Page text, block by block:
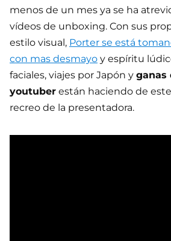
menos de un mes ya se ha
vídeos de unboxing. Con sus
estilo visual, Porter se está
con mas desmayo y espíritu
faciales, viajes por Japón y ganas
youtuber están haciendo de
recreo de la presentadora.